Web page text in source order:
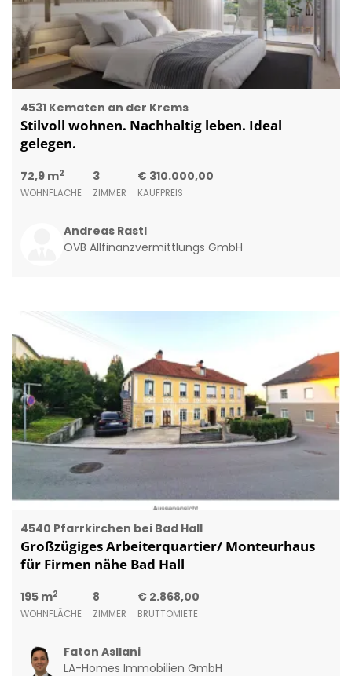
4531 Kematen an der Krems
Stilvoll wohnen. Nachhaltig leben. Ideal
gelegen.
72,9 m2
WOHNFLÄCHE
3
ZIMMER
€ 310.000,00
KAUFPREIS
Andreas Rastl
OVB Allfinanzvermittlungs GmbH
4540 Pfarrkirchen bei Bad Hall
Großzügiges Arbeiterquartier/ Monteurhaus
für Firmen nähe Bad Hall
195 m2
WOHNFLÄCHE
8
ZIMMER
€ 2.868,00
BRUTTOMIETE
Faton Asllani
LA-Homes Immobilien GmbH